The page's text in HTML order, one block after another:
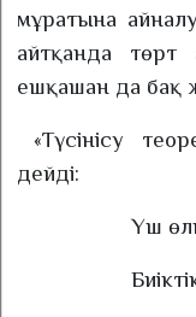
мұратына
айтқанда төрт
ешқашан да бақ
«Түсінісу
дейді:
Үш